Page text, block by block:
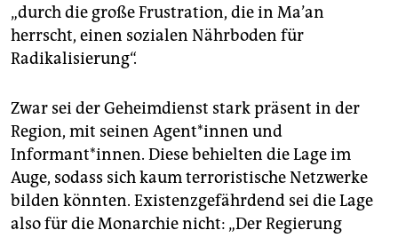
„durch die große Frustration, die in Ma’an
herrscht, einen sozialen Nährboden für
Radikalisierung“.
Zwar sei der Geheimdienst stark präsent in der
Region, mit seinen Agen­t*in­nen und
Informant*innen. Diese behielten die Lage im
Auge, sodass sich kaum terroristische Netzwerke
bilden könnten. Existenzgefährdend sei die Lage
also für die Monarchie nicht: „Der Regierung